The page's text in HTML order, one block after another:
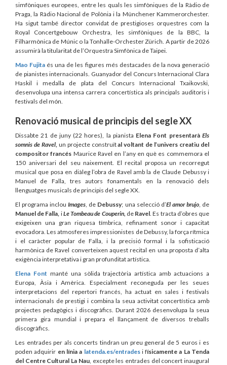
simfòniques europees, entre les quals les simfòniques de la Ràdio de
Praga, la Ràdio Nacional de Polònia i la Münchener Kammerorchester.
Ha sigut també director convidat de prestigioses orquestres com la
Royal Concertgebouw Orchestra, les simfòniques de la BBC, la
Filharmònica de Múnic o la Tonhalle-Orchester Zürich. A partir de 2026
assumirà la titularitat de l’Orquestra Simfònica de Taipei.
Mao Fujita és una de les figures més destacades de la nova generació
de pianistes internacionals. Guanyador del Concurs Internacional Clara
Haskil i medalla de plata del Concurs Internacional Txaikovski,
desenvolupa una intensa carrera concertística als principals auditoris i
festivals del món.
Renovació musical de principis del segle XX
Dissabte 21 de juny (22 hores), la pianista Elena Font presentaràEls
somnis de Ravel, un projecte construïtal voltant de l’univers creatiu del
compositor francés Maurice Ravel en l’any en què es commemora el
150 aniversari del seu naixement. El recital proposa un recorregut
musical que posa en diàleg l’obra de Ravel amb la de Claude Debussy i
Manuel de Falla, tres autors fonamentals en la renovació dels
llenguatges musicals de principis del segle XX.
El programa inclouImages , de Debussy; una selecció d’El amor brujo, de
Manuel de Falla, iLe Tombeaude Couperin, de Ravel . Es tracta d’obres que
exigeixen una gran riquesa tímbrica, refinament sonor i capacitat
evocadora. Les atmosferes impressionistes de Debussy, la força rítmica
i el caràcter popular de Falla, i la precisió formal i la sofisticació
harmònica de Ravel converteixen aquest recital en una proposta d’alta
exigència interpretativa i gran profunditat artística.
Elena Font manté una sòlida trajectòria artística amb actuacions a
Europa, Àsia i Amèrica. Especialment reconeguda per les seues
interpretacions del repertori francés, ha actuat en sales i festivals
internacionals de prestigi i combina la seua activitat concertística amb
projectes pedagògics i discogràfics. Durant 2026 desenvolupa la seua
primera gira mundial i prepara el llançament de diversos treballs
discogràfics.
Les entrades per als concerts tindran un preu general de 5 euros i es
poden adquirir en línia a latenda.es/entrades i físicamente a La Tenda
del Centre Cultural La Nau, excepte les entrades del concert inaugural